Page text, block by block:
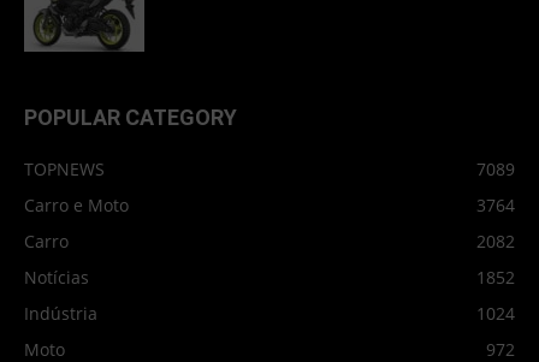
POPULAR CATEGORY
TOPNEWS
7089
Carro e Moto
3764
Carro
2082
Notícias
1852
Indústria
1024
Moto
972